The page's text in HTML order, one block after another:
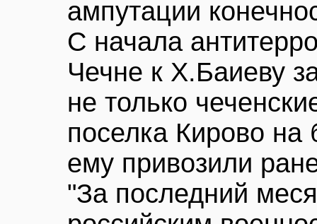
ампутации
С начала
Чечне к Х.Баиеву
не только
поселка Кирово
ему привозили
"За последний